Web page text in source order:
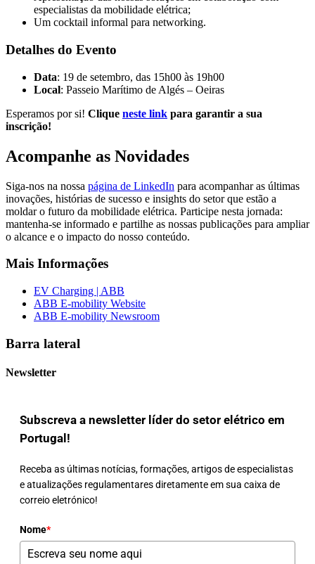
especialistas da mobilidade elétrica;
Um cocktail informal para networking.
Detalhes do Evento
Data: 19 de setembro, das 15h00 às 19h00
Local: Passeio Marítimo de Algés – Oeiras
Esperamos por si! Clique neste link para garantir a sua
inscrição!
Acompanhe as Novidades
Siga-nos na nossa página de LinkedIn para acompanhar as últimas
inovações, histórias de sucesso e insights do setor que estão a
moldar o futuro da mobilidade elétrica. Participe nesta jornada:
mantenha-se informado e partilhe as nossas publicações para ampliar
o alcance e o impacto do nosso conteúdo.
Mais Informações
EV Charging | ABB
ABB E-mobility Website
ABB E-mobility Newsroom
Barra lateral
Newsletter
Subscreva a newsletter líder do setor elétrico em
Portugal!
Receba as últimas notícias, formações, artigos de especialistas
e atualizações regulamentares diretamente em sua caixa de
correio eletrónico!
Nome*